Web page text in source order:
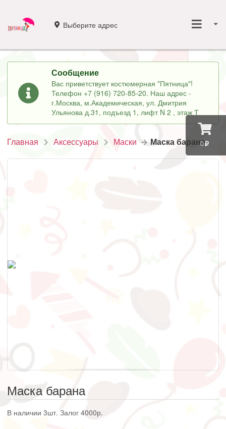
0
Выберите адрес
Сообщение
Вас приветствует костюмерная "Пятница"!
Телефон +7 (916) 720-85-20. Наш адрес -
г.Москва, м.Академическая, ул. Дмитрия
Ульянова д.31, подъезд 1, лифт N 2 , этаж Т
Главная Аксессуары Маски Маска барана
Маска барана
В наличии 3шт. Залог 4000р.